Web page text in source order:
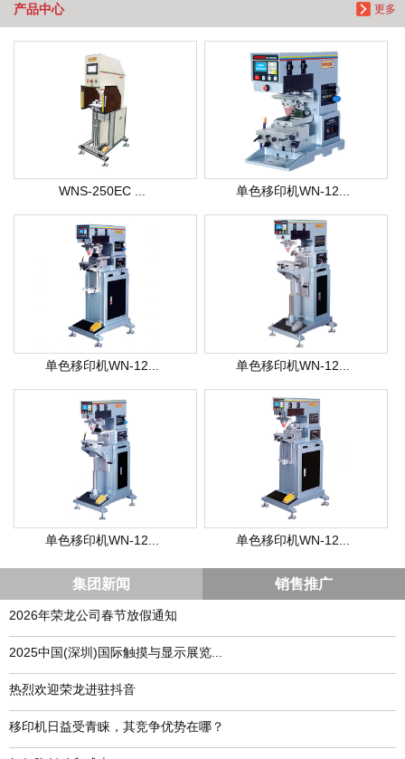
更多
产品中心
WNS-250EC ... 单色移印机WN-12...
单色移印机WN-12... 单色移印机WN-12...
单色移印机WN-12... 单色移印机WN-12...
集团新闻 销售推广
2026年荣龙公司春节放假通知
​2025中国(深圳)国际触摸与显示展览...
热烈欢迎荣龙进驻抖音
移印机日益受青睐，其竞争优势在哪？